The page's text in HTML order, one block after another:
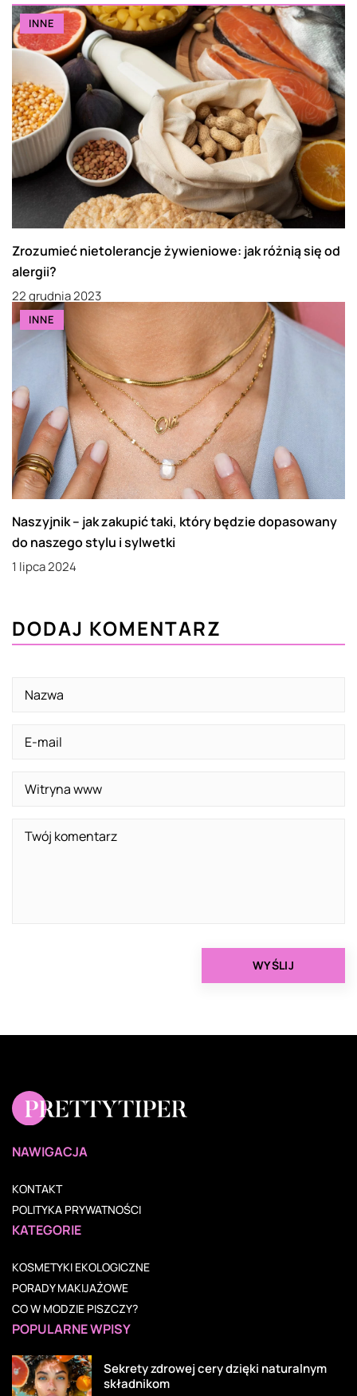
INNE
Zrozumieć nietolerancje żywieniowe: jak różnią się od
alergii?
22 grudnia 2023
INNE
Naszyjnik – jak zakupić taki, który będzie dopasowany
do naszego stylu i sylwetki
1 lipca 2024
DODAJ KOMENTARZ
NAWIGACJA
KONTAKT
POLITYKA PRYWATNOŚCI
KATEGORIE
KOSMETYKI EKOLOGICZNE
PORADY MAKIJAŻOWE
CO W MODZIE PISZCZY?
POPULARNE WPISY
Sekrety zdrowej cery dzięki naturalnym
składnikom